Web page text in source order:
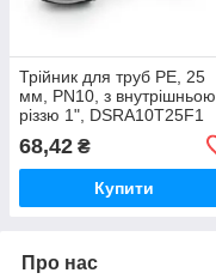
Трійник для труб PE, 25
мм, PN10, з внутрішньою
різзю 1", DSRA10T25F1
68,42 ₴
Купити
Про нас